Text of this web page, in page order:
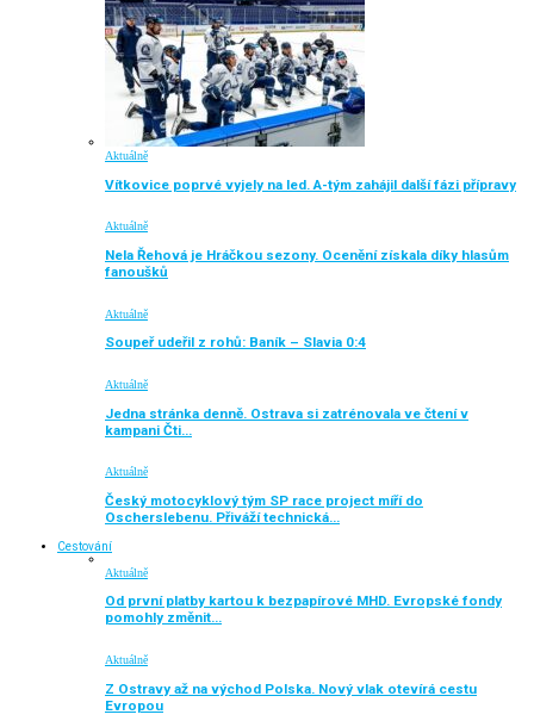
Aktuálně
Vítkovice poprvé vyjely na led. A-tým zahájil další fázi přípravy
Aktuálně
Nela Řehová je Hráčkou sezony. Ocenění získala díky hlasům
fanoušků
Aktuálně
Soupeř udeřil z rohů: Baník – Slavia 0:4
Aktuálně
Jedna stránka denně. Ostrava si zatrénovala ve čtení v
kampani Čti…
Aktuálně
Český motocyklový tým SP race project míří do
Oscherslebenu. Přiváží technická…
Cestování
Aktuálně
Od první platby kartou k bezpapírové MHD. Evropské fondy
pomohly změnit…
Aktuálně
Z Ostravy až na východ Polska. Nový vlak otevírá cestu
Evropou